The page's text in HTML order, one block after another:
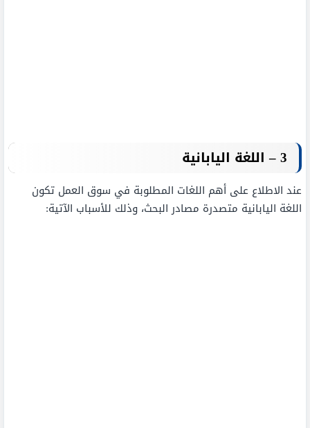
3 – اللغة اليابانية
عند الاطلاع على أهم اللغات المطلوبة في سوق العمل تكون
اللغة اليابانية متصدرة مصادر البحث، وذلك للأسباب الآتية: